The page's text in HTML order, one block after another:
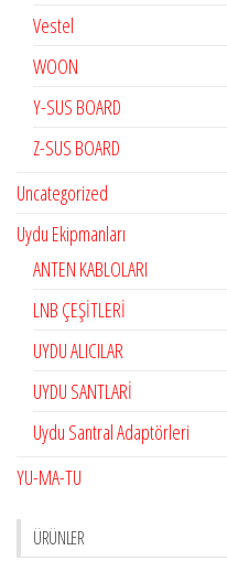
Vestel
WOON
Y-SUS BOARD
Z-SUS BOARD
Uncategorized
Uydu Ekipmanları
ANTEN KABLOLARI
LNB ÇEŞİTLERİ
UYDU ALICILAR
UYDU SANTLARİ
Uydu Santral Adaptörleri
YU-MA-TU
ÜRÜNLER